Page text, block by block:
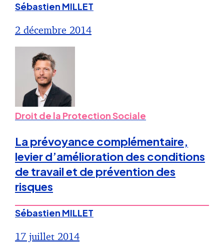
Sébastien MILLET
2 décembre 2014
Droit de la Protection Sociale
La prévoyance complémentaire,
levier d’amélioration des conditions
de travail et de prévention des
risques
Sébastien MILLET
17 juillet 2014